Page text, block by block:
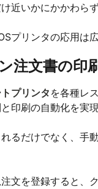
近いかにかかわら
プリンタの応用は
注文書の印
プリンタを各種レ
印刷の自動化を実
るだけでなく、
文を登録すると